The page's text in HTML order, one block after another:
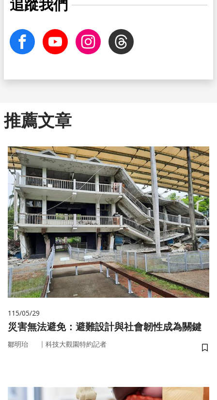
追蹤我們
facebook Youtube InstagramThreads
推薦文章
115/05/29
災害無法避免：避難設計與社會韌性成為關鍵
鄒明珆 ｜ 科技大觀園特約記者
儲